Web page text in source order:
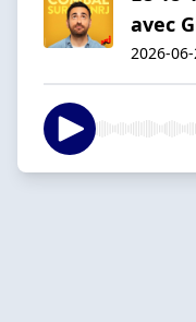
avec
2026-